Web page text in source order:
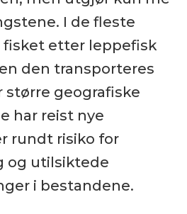
I de fleste
fisket etter leppefisk
den transporteres
større geografiske
har reist nye
rundt risiko for
og utilsiktede
i bestandene.